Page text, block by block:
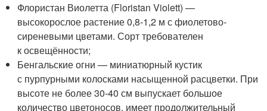
Флористан Виолетта (Floristan Violett) —
высокорослое растение 0,8-1,2 м с фиолетово-
сиреневыми цветами. Сорт требователен
к освещённости;
Бенгальские огни — миниатюрный кустик
с пурпурными колосками насыщенной расцветки. При
высоте не более 30-40 см выпускает большое
количество цветоносов, имеет продолжительный